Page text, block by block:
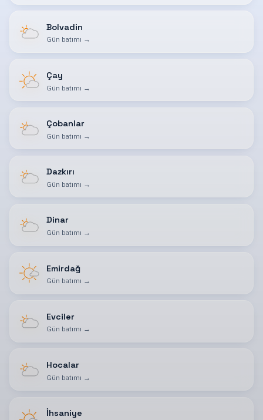
Bolvadin
Gün batımı →
Çay
Gün batımı →
Çobanlar
Gün batımı →
Dazkırı
Gün batımı →
Dinar
Gün batımı →
Emirdağ
Gün batımı →
Evciler
Gün batımı →
Hocalar
Gün batımı →
İhsaniye